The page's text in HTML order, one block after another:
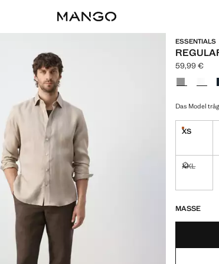
ESSENTIALS
Aktueller
59,99 €
Wählen Sie
Das Model
XS
Nur
XXL
MASSE